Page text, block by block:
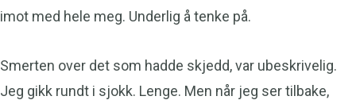
imot med hele meg. Underlig å tenke på.
Smerten over det som hadde skjedd, var ubeskrivelig.
Jeg gikk rundt i sjokk. Lenge. Men når jeg ser tilbake,